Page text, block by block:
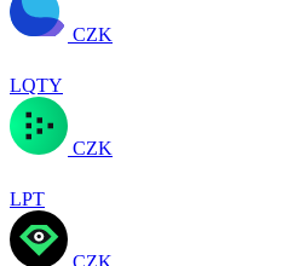
CZK
LQTY
CZK
LPT
CZK